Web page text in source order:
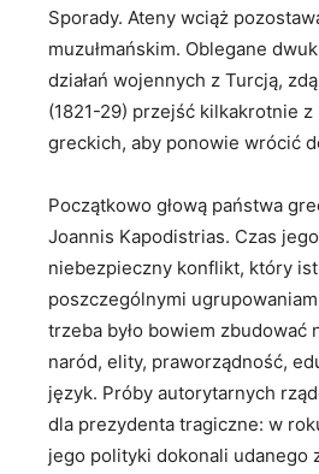
Sporady. Ateny wciąż
muzułmańskim. Oblegane
działań wojennych z Turcją,
(1821-29) przejść kilkakrotnie
greckich, aby ponowie wrócić
Początkowo głową państwa
Joannis Kapodistrias. Czas
niebezpieczny konflikt, który
poszczególnymi
trzeba było bowiem zbudować
naród, elity, praworządność,
język. Próby autorytarnych
dla prezydenta tragiczne: w
jego polityki dokonali udanego